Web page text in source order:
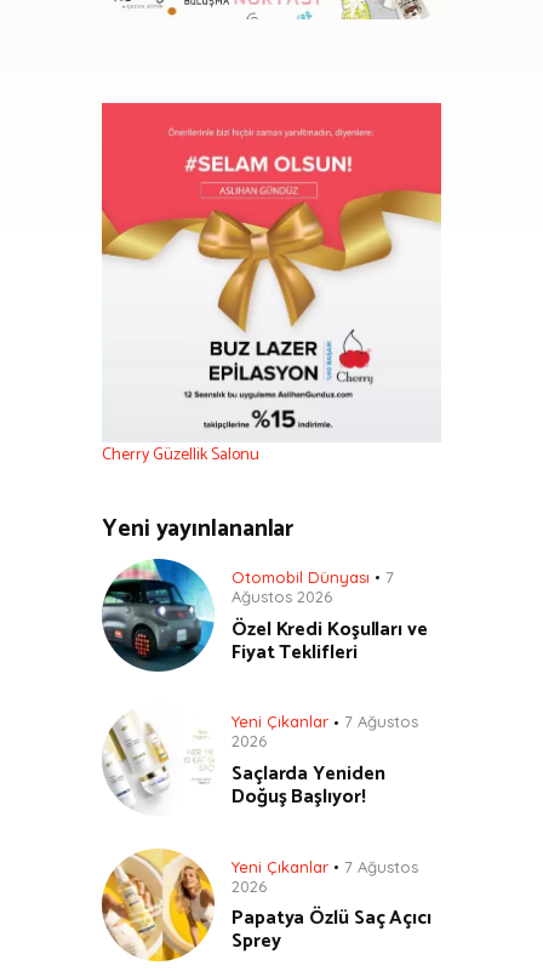
Cherry Güzellik Salonu
Yeni yayınlananlar
Otomobil Dünyası
7
Ağustos 2026
Özel Kredi Koşulları ve
Fiyat Teklifleri
Yeni Çıkanlar
7 Ağustos
2026
Saçlarda Yeniden
Doğuş Başlıyor!
Yeni Çıkanlar
7 Ağustos
2026
Papatya Özlü Saç Açıcı
Sprey